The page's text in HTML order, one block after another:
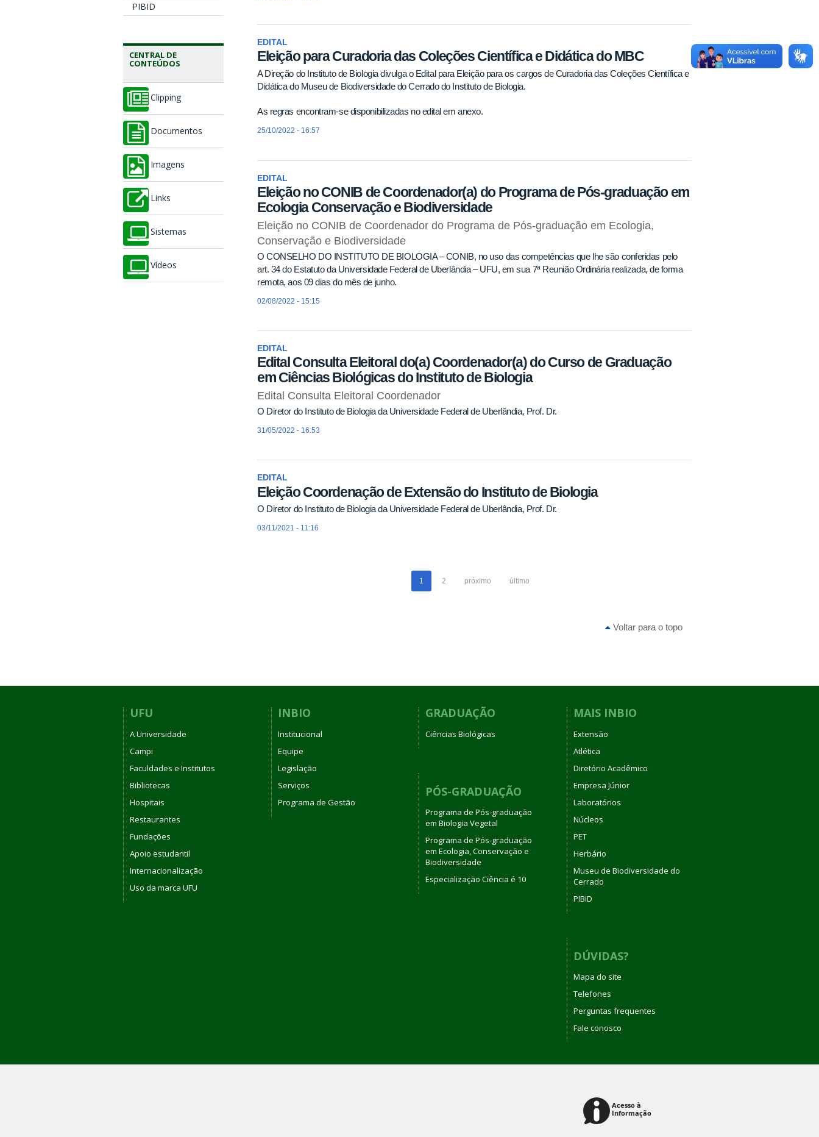
PIBID
CENTRAL DE
CONTEÚDOS
Clipping
Documentos
Imagens
Links
Sistemas
Vídeos
EDITAL
Eleição para Curadoria das Coleções Científica e Didática do MBC
A Direção do Instituto de Biologia divulga o Edital para Eleição para os cargos de Curadoria das Coleções Científica e
Didática do Museu de Biodiversidade do Cerrado do Instituto de Biologia.
As regras encontram-se disponibilizadas no edital em anexo.
25/10/2022 - 16:57
EDITAL
Eleição no CONIB de Coordenador(a) do Programa de Pós-graduação em
Ecologia Conservação e Biodiversidade
Eleição no CONIB de Coordenador do Programa de Pós-graduação em Ecologia,
Conservação e Biodiversidade
O CONSELHO DO INSTITUTO DE BIOLOGIA – CONIB, no uso das competências que lhe são conferidas pelo
art. 34 do Estatuto da Universidade Federal de Uberlândia – UFU, em sua 7ª Reunião Ordinária realizada, de forma
remota, aos 09 dias do mês de junho.
02/08/2022 - 15:15
EDITAL
Edital Consulta Eleitoral do(a) Coordenador(a) do Curso de Graduação
em Ciências Biológicas do Instituto de Biologia
Edital Consulta Eleitoral Coordenador
O Diretor do Instituto de Biologia da Universidade Federal de Uberlândia, Prof. Dr.
31/05/2022 - 16:53
EDITAL
Eleição Coordenação de Extensão do Instituto de Biologia
O Diretor do Instituto de Biologia da Universidade Federal de Uberlândia, Prof. Dr.
03/11/2021 - 11:16
1 2 próximo último
Voltar para o topo
UFU
A Universidade
Campi
Faculdades e Institutos
Bibliotecas
Hospitais
Restaurantes
Fundações
Apoio estudantil
Internacionalização
Uso da marca UFU
INBIO
Institucional
Equipe
Legislação
Serviços
Programa de Gestão
GRADUAÇÃO
Ciências Biológicas
PÓS-GRADUAÇÃO
Programa de Pós-graduação
em Biologia Vegetal
Programa de Pós-graduação
em Ecologia, Conservação e
Biodiversidade
Especialização Ciência é 10
MAIS INBIO
Extensão
Atlética
Diretório Acadêmico
Empresa Júnior
Laboratórios
Núcleos
PET
Herbário
Museu de Biodiversidade do
Cerrado
PIBID
DÚVIDAS?
Mapa do site
Telefones
Perguntas frequentes
Fale conosco